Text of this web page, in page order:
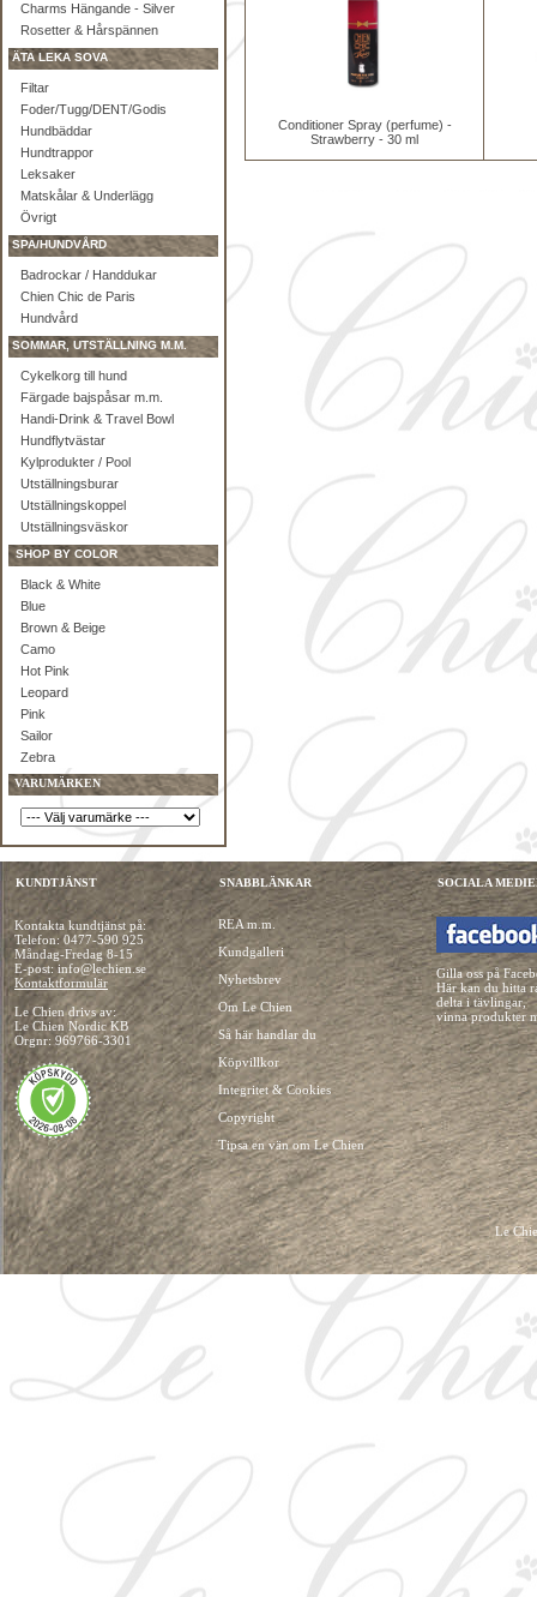
Charms Hängande - Silver
Rosetter & Hårspännen
ÄTA LEKA SOVA
Filtar
Foder/Tugg/DENT/Godis
Hundbäddar
Hundtrappor
Leksaker
Matskålar & Underlägg
Övrigt
SPA/HUNDVÅRD
Badrockar / Handdukar
Chien Chic de Paris
Hundvård
SOMMAR, UTSTÄLLNING M.M.
Cykelkorg till hund
Färgade bajspåsar m.m.
Handi-Drink & Travel Bowl
Hundflytvästar
Kylprodukter / Pool
Utställningsburar
Utställningskoppel
Utställningsväskor
SHOP BY COLOR
Black & White
Blue
Brown & Beige
Camo
Hot Pink
Leopard
Pink
Sailor
Zebra
VARUMÄRKEN
Conditioner Spray (perfume) -
Strawberry - 30 ml
KUNDTJÄNST
Kontakta kundtjänst på:
Telefon:0477-590 925
Måndag-Fredag 8-15
E-post: info@lechien.se
Kontaktformulär
Le Chien drivs av:
Le Chien Nordic KB
Orgnr: 969766-3301
SNABBLÄNKAR
REA m.m.
Kundgalleri
Nyhetsbrev
Om Le Chien
Så här handlar du
Köpvillkor
Integritet & Cookies
Copyright
Tipsa en vän om Le Chien
SOCIALA
Gilla oss på
Här kan du hitta
delta i tävlingar,
vinna produkter
Le
HUNDKLÄDER, HUNDVÄSKOR, HUNDACCESSOARER, HUND KLÄDER,